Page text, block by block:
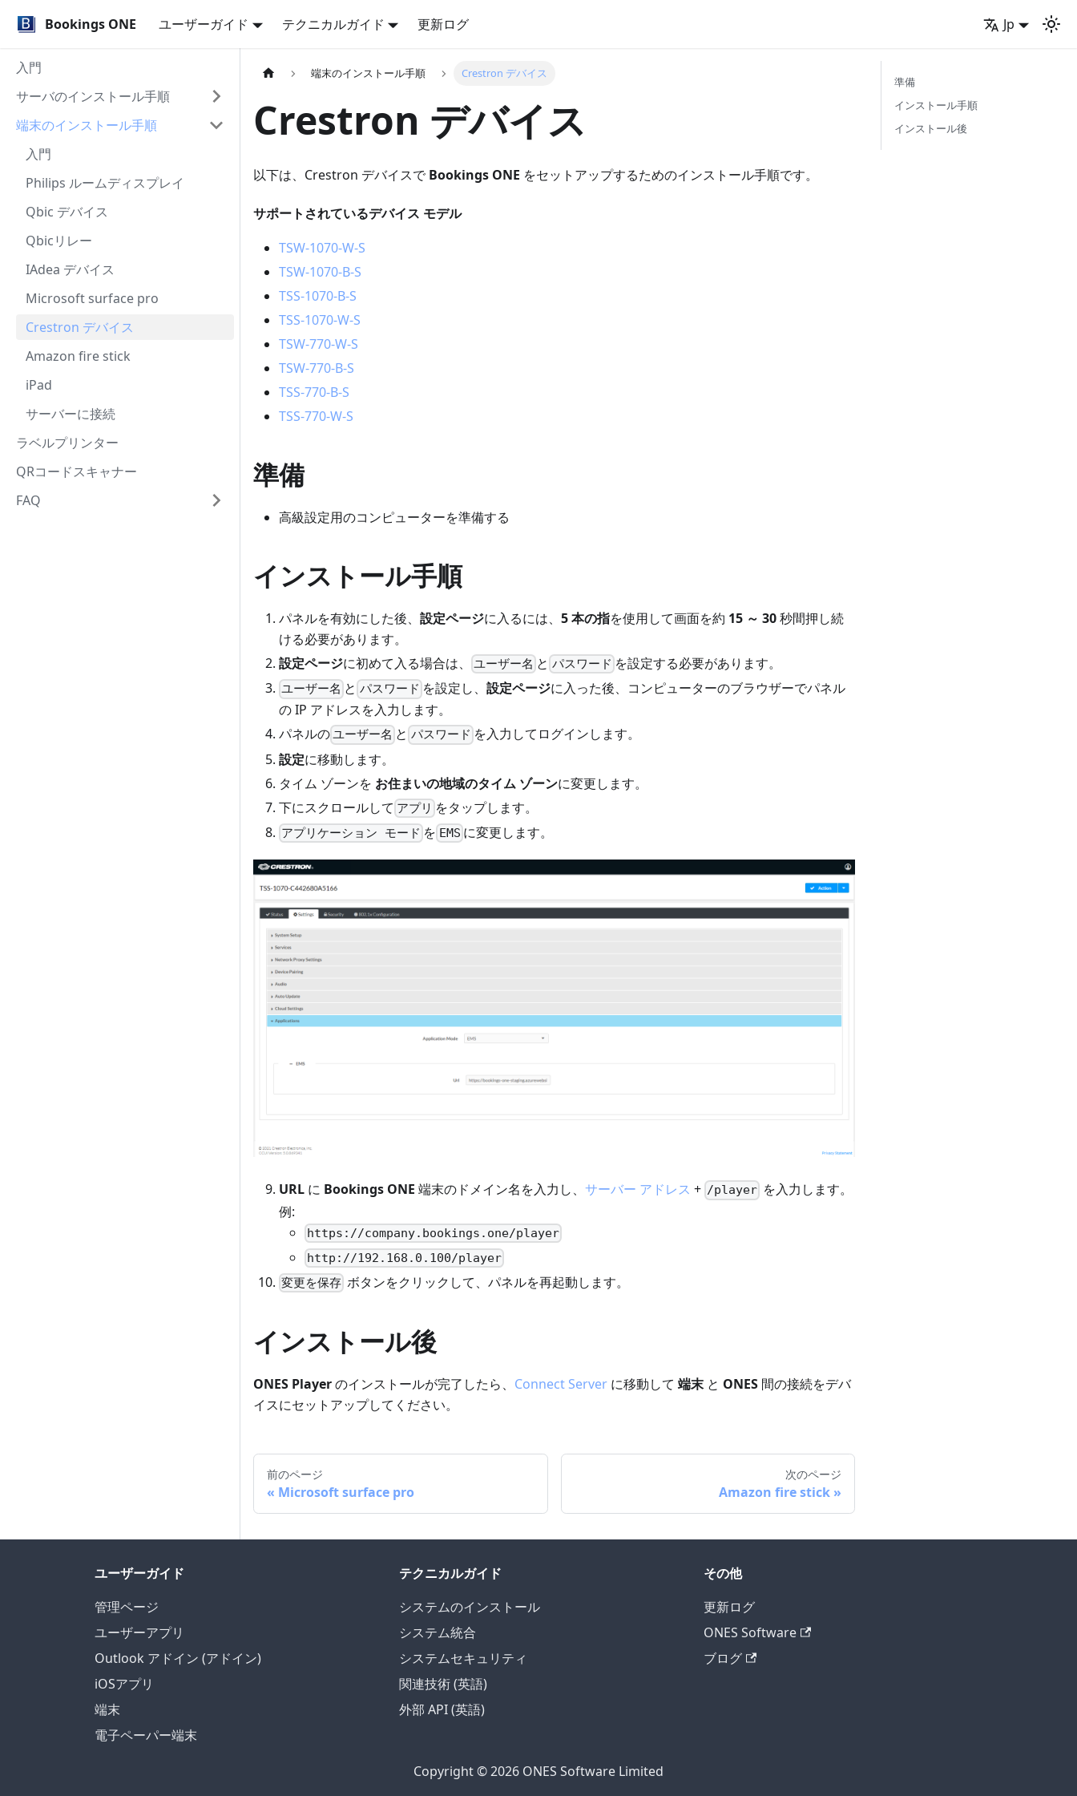
Bookings ONE ユーザーガイド テクニカルガイド 更新ログ Jp
入門
サーバのインストール手順
端末のインストール手順
入門
Philips ルームディスプレイ
Qbic デバイス
Qbicリレー
IAdea デバイス
Microsoft surface pro
Crestron デバイス
Amazon fire stick
iPad
サーバーに接続
ラベルプリンター
QRコードスキャナー
FAQ
端末のインストール手順 Crestron デバイス
Crestron デバイス
以下は、Crestron デバイスでBookings ONE をセットアップするためのインストール手順です。
サポートされているデバイス モデル
TSW-1070-W-S
TSW-1070-B-S
TSS-1070-B-S
TSS-1070-W-S
TSW-770-W-S
TSW-770-B-S
TSS-770-B-S
TSS-770-W-S
準備
高級設定用のコンピューターを準備する
インストール手順
パネルを有効にした後、 設定ページに入るには、 5 本の指を使用して画面を約 15 ～ 30秒間押し続
ける必要があります。
設定ページに初めて入る場合は、 ユーザー名 と パスワード を設定する必要があります。
ユーザー名 と パスワード を設定し、 設定ページに入った後、コンピューターのブラウザーでパネル
の IP アドレスを入力します。
パネルのユーザー名 と パスワード を入力してログインします。
設定に移動します。
タイム ゾーンを お住まいの地域のタイム ゾーンに変更します。
下にスクロールして アプリ をタップします。
アプリケーション モード を EMS に変更します。
URL に Bookings ONE 端末のドメイン名を入力し、 サーバー アドレス + /player を入力します。
例:
https://company.bookings.one/player
http://192.168.0.100/player
変更を保存 ボタンをクリックして、パネルを再起動します。
インストール後
ONES Playerのインストールが完了したら、 Connect Server に移動して 端末と ONES 間の接続をデバ
イスにセットアップしてください。
前のページ
Microsoft surface pro
次のページ
Amazon fire stick
準備
インストール手順
インストール後
ユーザーガイド
管理ページ
ユーザーアプリ
Outlook アドイン (アドイン)
iOSアプリ
端末
電子ペーパー端末
テクニカルガイド
システムのインストール
システム統合
システムセキュリティ
関連技術 (英語)
外部 API (英語)
その他
更新ログ
ONES Software
ブログ
Copyright © 2026 ONES Software Limited